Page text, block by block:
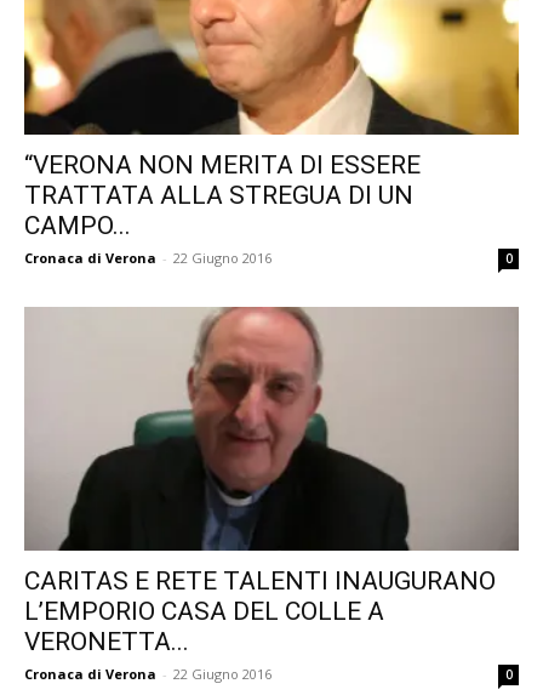
“VERONA NON MERITA DI ESSERE
TRATTATA ALLA STREGUA DI UN
CAMPO...
Cronaca di Verona - 22 Giugno 2016 0
CARITAS E RETE TALENTI INAUGURANO
L’EMPORIO CASA DEL COLLE A
VERONETTA...
Cronaca di Verona - 22 Giugno 2016 0